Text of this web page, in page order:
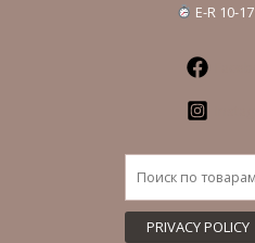
E-R 10-17
PRIVACY POLICY